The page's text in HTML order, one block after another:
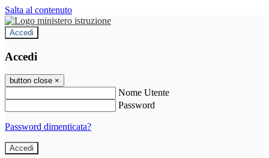
Salta al contenuto
Accedi
Accedi
button close ×
Nome Utente
Password
Password dimenticata?